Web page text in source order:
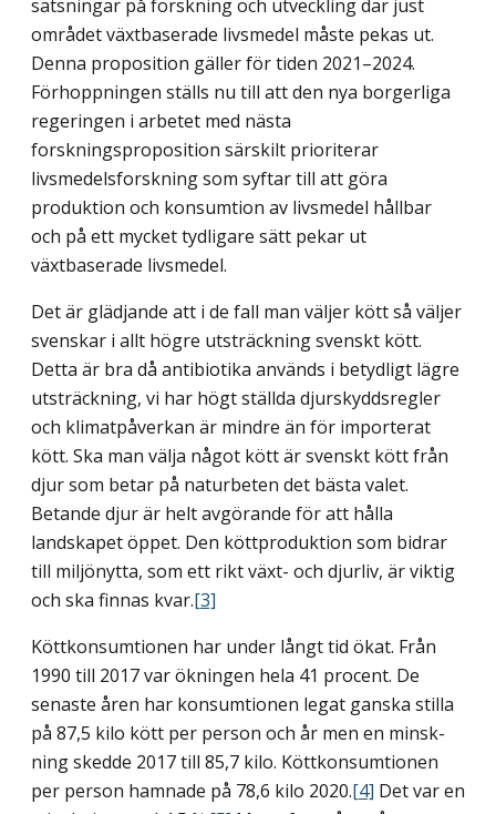
satsningar på forskning och utveckling där just
området växtbaserade livsmedel måste pekas ut.
Denna proposition gäller för tiden 2021–2024.
Förhoppningen ställs nu till att den nya borgerliga
regeringen i arbetet med nästa
forskningsproposition särskilt prioriterar
livsmedelsforskning som syftar till att göra
produktion och konsumtion av livsmedel hållbar
och på ett mycket tydligare sätt pekar ut
växtbaserade livsmedel.
Det är glädjande att i de fall man väljer kött så väljer
svenskar i allt högre utsträck­ning svenskt kött.
Detta är bra då antibiotika används i betydligt lägre
utsträckning, vi har högt ställda djurskyddsregler
och klimatpåverkan är mindre än för importerat
kött. Ska man välja något kött är svenskt kött från
djur som betar på naturbeten det bästa valet.
Betande djur är helt avgörande för att hålla
landskapet öppet. Den köttproduktion som bidrar
till miljönytta, som ett rikt växt- och djurliv, är viktig
och ska finnas kvar.[3]
Köttkonsumtionen har under långt tid ökat. Från
1990 till 2017 var ökningen hela 41 procent. De
senaste åren har konsumtionen legat ganska stilla
på 87,5 kilo kött per person och år men en minsk­
ning skedde 2017 till 85,7 kilo. Kött­konsumtionen
per person hamnade på 78,6 kilo 2020.[4] Det var en